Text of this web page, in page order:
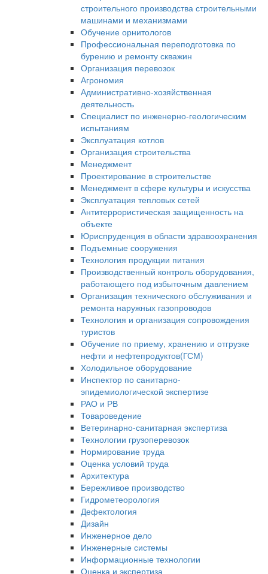
строительного производства строительными
машинами и механизмами
Обучение орнитологов
Профессиональная переподготовка по
бурению и ремонту скважин
Организация перевозок
Агрономия
Административно-хозяйственная
деятельность
Специалист по инженерно-геологическим
испытаниям
Эксплуатация котлов
Организация строительства
Менеджмент
Проектирование в строительстве
Менеджмент в сфере культуры и искусства
Эксплуатация тепловых сетей
Антитеррористическая защищенность на
объекте
Юриспруденция в области здравоохранения
Подъемные сооружения
Технология продукции питания
Производственный контроль оборудования,
работающего под избыточным давлением
Организация технического обслуживания и
ремонта наружных газопроводов
Технология и организация сопровождения
туристов
Обучение по приему, хранению и отгрузке
нефти и нефтепродуктов(ГСМ)
Холодильное оборудование
Инспектор по санитарно-
эпидемиологической экспертизе
РАО и РВ
Товароведение
Ветеринарно-санитарная экспертиза
Технологии грузоперевозок
Нормирование труда
Оценка условий труда
Архитектура
Бережливое производство
Гидрометеорология
Дефектология
Дизайн
Инженерное дело
Инженерные системы
Информационные технологии
Оценка и экспертиза